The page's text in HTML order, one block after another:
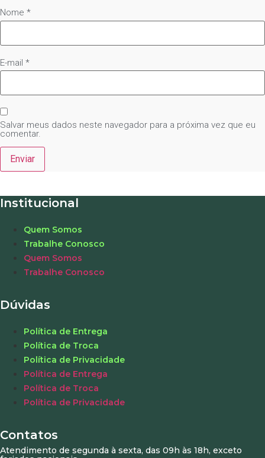
Nome *
E-mail *
Salvar meus dados neste navegador para a próxima vez que eu
comentar.
Institucional
Quem Somos
Trabalhe Conosco
Quem Somos
Trabalhe Conosco
Dúvidas
Política de Entrega
Política de Troca
Política de Privacidade
Política de Entrega
Política de Troca
Política de Privacidade
Contatos
Atendimento de segunda à sexta, das 09h às 18h, exceto